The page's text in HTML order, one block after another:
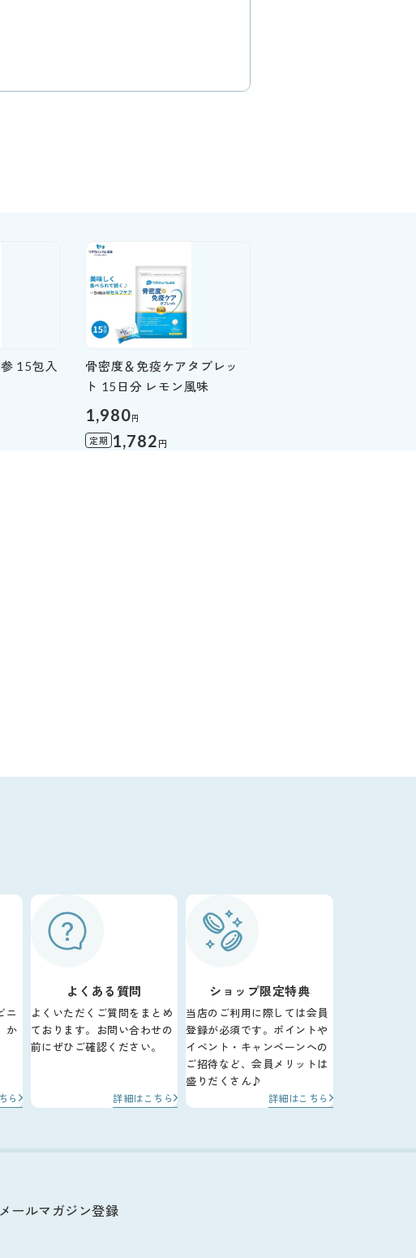
15包入
骨密度＆免疫ケアタブレッ
ト 15日分 レモン風味
1,980円
定期 1,782 円
ニ
か
ら
よくある質問
よくいただくご質問をまとめ
ております。お問い合わせの
前にぜひご確認ください。
詳細はこちら
ショップ限定特典
当店のご利用に際しては会員
登録が必須です。ポイントや
イベント・キャンペーンへの
ご招待など、会員メリットは
盛りだくさん♪
詳細はこちら
メールマガジン登録